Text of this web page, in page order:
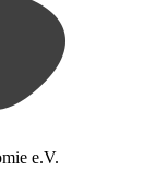
e.V.